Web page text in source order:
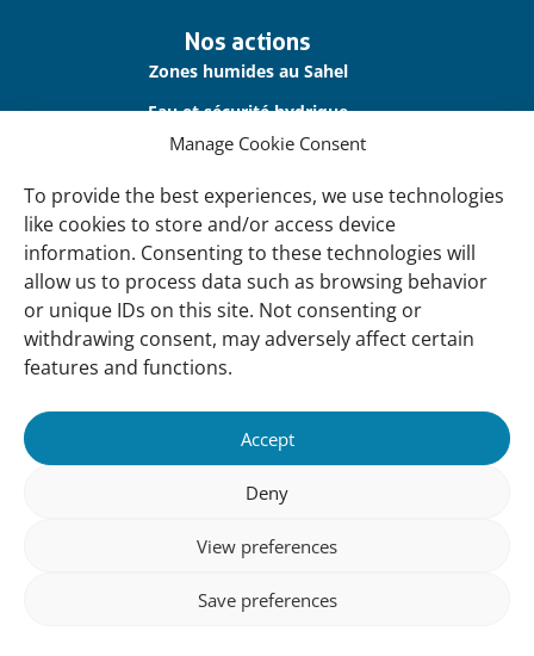
Manage Cookie Consent
To provide the best experiences, we use technologies
like cookies to store and/or access device
information. Consenting to these technologies will
allow us to process data such as browsing behavior
or unique IDs on this site. Not consenting or
withdrawing consent, may adversely affect certain
features and functions.
Accept
Deny
View preferences
Save preferences
Nos actions
Zones humides au Sahel
Eau et sécurité hydrique
Résilience climatique
Publications et rapports
Contact / infos
Contactez-nous
Mentions légales
Politique de confidentialité
Cookies
Accessibilité
Inscrivez-vous à notre newsletter